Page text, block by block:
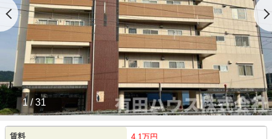
1 / 31
賃料 4.1万円